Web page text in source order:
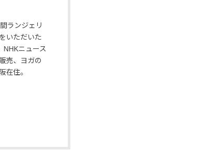
ランジェリ
いただいた
NHKニュース
売、ヨガの
在住。